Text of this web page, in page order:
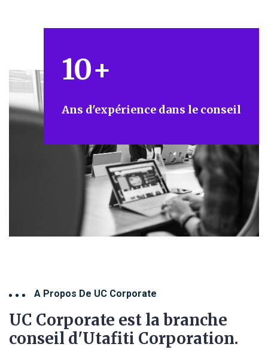
10+
Ans d'expérience dans le conseil
A Propos De UC Corporate
UC Corporate est la branche
conseil d'Utafiti Corporation.